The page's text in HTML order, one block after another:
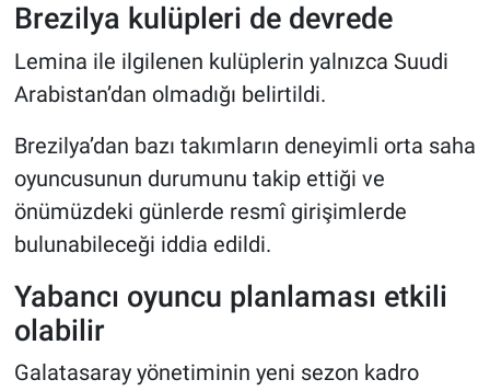
Brezilya kulüpleri de devrede
Lemina ile ilgilenen kulüplerin yalnızca Suudi
Arabistan’dan olmadığı belirtildi.
Brezilya’dan bazı takımların deneyimli orta saha
oyuncusunun durumunu takip ettiği ve
önümüzdeki günlerde resmî girişimlerde
bulunabileceği iddia edildi.
Yabancı oyuncu planlaması etkili
olabilir
Galatasaray yönetiminin yeni sezon kadro